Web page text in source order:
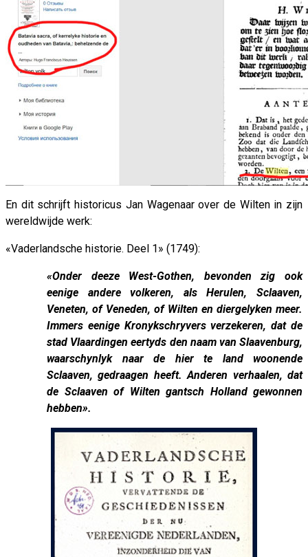
En dit schrijft historicus Jan Wagenaar over de Wilten in zijn
wereldwijde werk:
«Vaderlandsche historie. Deel 1» (1749):
«Onder deeze West-Gothen, bevonden zig ook
eenige andere volkeren, als Herulen, Sclaaven,
Veneten, of Veneden, of Wilten en diergelyken meer.
Immers eenige Kronykschryvers verzekeren, dat de
stad Vlaardingen eertyds den naam van Slaavenburg,
waarschynlyk naar de hier te land woonende
Sclaaven, gedraagen heeft. Anderen verhaalen, dat
de Sclaaven of Wilten gantsch Holland gewonnen
hebben».